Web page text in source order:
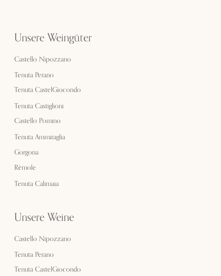
Unsere Weingüter
Castello Nipozzano
Tenuta Perano
Tenuta CastelGiocondo
Tenuta Castiglioni
Castello Pomino
Tenuta Ammiraglia
Gorgona
Rèmole
Tenuta Calimaia
Unsere Weine
Castello Nipozzano
Tenuta Perano
Tenuta CastelGiocondo